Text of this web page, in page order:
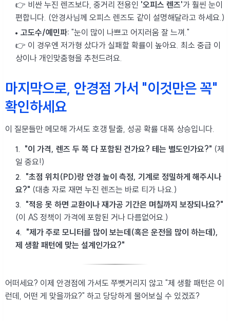
👉 비싼 누진 렌즈보다, 중거리 전용인 '오피스 렌즈'가 훨씬 눈이
편합니다. (안경사님께 오피스 렌즈도 같이 설명해달라고 하세요.)
고도수/예민파: "눈이 많이 나쁘고 어지러움 잘 느껴."
👉 이 경우엔 저가형 샀다가 실패할 확률이 높아요. 최소 중급 이
상이나 개인맞춤형을 추천드려요.
마지막으로, 안경점 가서 "이것만은 꼭"
확인하세요
이 질문들만 메모해 가셔도 호갱 탈출, 성공 확률 대폭 상승입니다.
"이 가격, 렌즈 두 쪽 다 포함된 건가요? 테는 별도인가요?" (제
일 중요!)
"초점 위치(PD)랑 안경 높이 측정, 기계로 정밀하게 해주시나
요?" (대충 자로 재면 누진 렌즈는 바로 티가 나요.)
"적응 못 하면 교환이나 재가공 기간은 며칠까지 보장되나요?"
(이 AS 정책이 가격에 포함된 거나 다름없어요.)
"제가 주로 모니터를 많이 보는데(혹은 운전을 많이 하는데),
제 생활 패턴에 맞는 설계인가요?"
어떠세요? 이제 안경점에 가셔도 쭈뼛거리지 않고 "제 생활 패턴은 이
런데, 어떤 게 맞을까요?" 하고 당당하게 물어보실 수 있겠죠?